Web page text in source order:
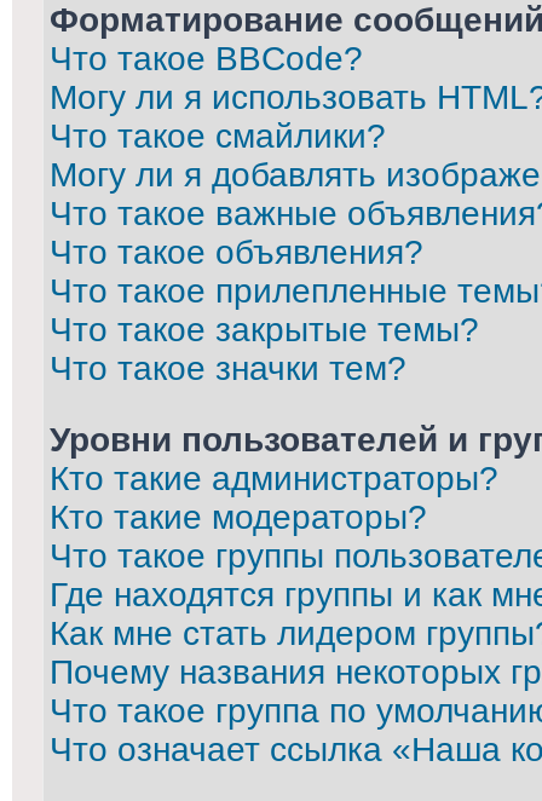
Форматирование
Что такое BBCode?
Могу ли я использовать
Что такое смайлики?
Могу ли я добавлять
Что такое важные
Что такое объявления?
Что такое прилепленные
Что такое закрытые темы?
Что такое значки тем?
Уровни пользователей и
Кто такие администраторы?
Кто такие модераторы?
Что такое группы
Где находятся группы и как
Как мне стать лидером
Почему названия некоторых
Что такое группа по
Что означает ссылка «Наша